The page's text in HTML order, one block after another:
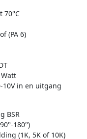
70°C
(PA 6)
10V in en uitgang
BSR
180°)
(1K, 5K of 10K)